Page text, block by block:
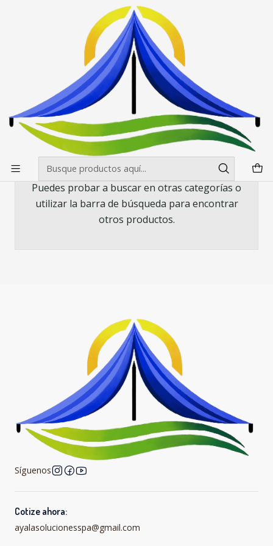
Envíos gratis desde $500.000 en Santiago
Mesas, manteles y sillas Manteles
Mantel para Mesa Redonda de 152 cm. diametro Negro y
Mantel para Mesa Redonda de 152 cm.
diametro Negro y Blanco
Todavía no hay productos disponibles aquí
Puedes probar a buscar en otras categorías o
utilizar la barra de búsqueda para encontrar
otros productos.
Síguenos
Cotize ahora:
ayalasolucionesspa@gmail.com